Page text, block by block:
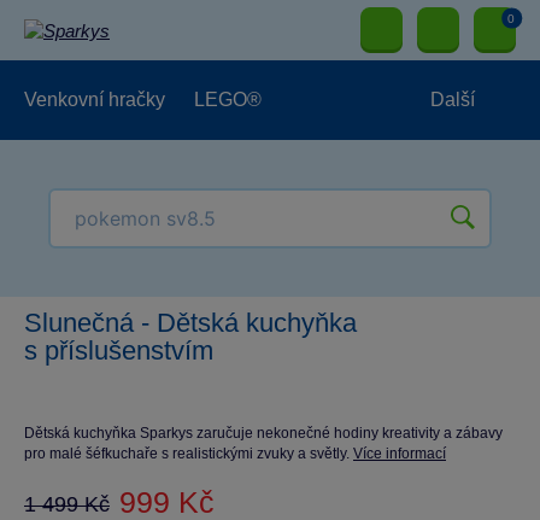
0
Venkovní hračky LEGO® Další
Slunečná - Dětská kuchyňka
s příslušenstvím
Dětská kuchyňka Sparkys zaručuje nekonečné hodiny kreativity a zábavy
pro malé šéfkuchaře s realistickými zvuky a světly. Více informací
1 499 Kč 999 Kč